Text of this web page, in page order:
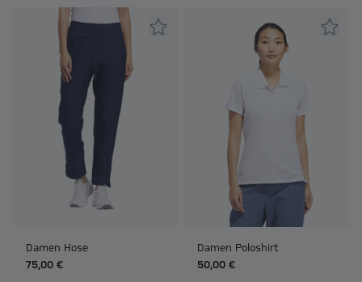
Damen Hose
75,00 €
Damen Poloshirt
50,00 €